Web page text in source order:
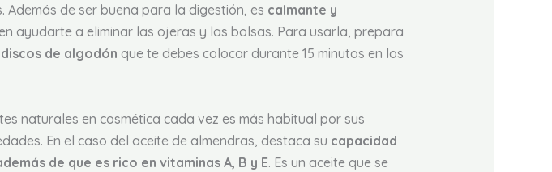
de ser buena para la digestión, es calmante y
ayudarte a eliminar las ojeras y las bolsas. Para usarla, prepara
de algodón que te debes colocar durante 15 minutos en los
naturales en cosmética cada vez es más habitual por sus
En el caso del aceite de almendras, destaca su capacidad
de que es rico en vitaminas A, B y E. Es un aceite que se